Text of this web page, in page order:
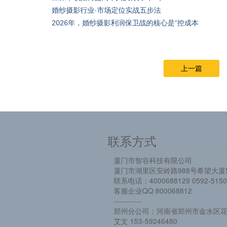
婚纱摄影行业·市场定位实战五步法
2026年，婚纱摄影利润保卫战的核心是“控成本
上一篇
联系方式
厦门市智谷科技有限公司
厦门市湖里区安岭路988号希望大
联系电话：4000688129 0592-
客服企业QQ 800068812
-----------
郑州分公司：河南省郑州市金水区
艾文 153-59246480